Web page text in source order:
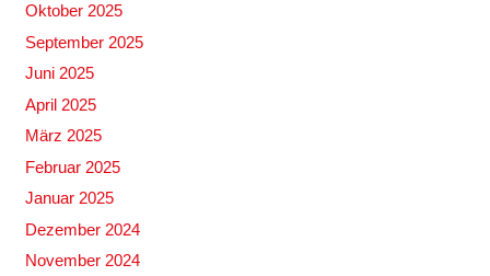
Oktober 2025
September 2025
Juni 2025
April 2025
März 2025
Februar 2025
Januar 2025
Dezember 2024
November 2024